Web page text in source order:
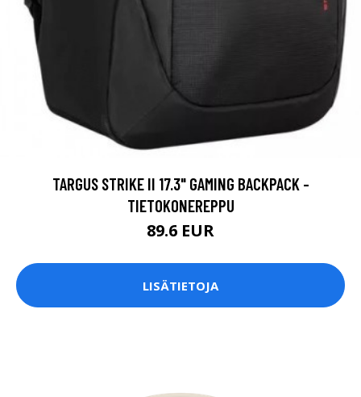
TARGUS STRIKE II 17.3" GAMING BACKPACK -
TIETOKONEREPPU
89.6 EUR
LISÄTIETOJA